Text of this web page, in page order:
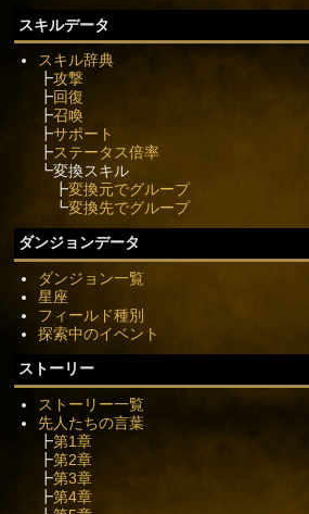
スキルデータ
スキル辞典
┣攻撃
┣回復
┣召喚
┣サポート
┣ステータス倍率
┗変換スキル
┣変換元でグループ
┗変換先でグループ
ダンジョンデータ
ダンジョン一覧
星座
フィールド種別
探索中のイベント
ストーリー
ストーリー一覧
先人たちの言葉
┣第1章
┣第2章
┣第3章
┣第4章